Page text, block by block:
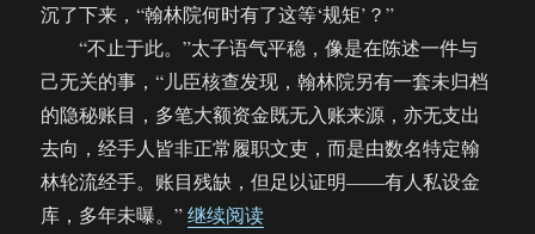
沉了下来，“翰林院何时有了这等‘规矩’？”
“不止于此。”太子语气平稳，像是在陈述一件与
己无关的事，“儿臣核查发现，翰林院另有一套未归档
的隐秘账目，多笔大额资金既无入账来源，亦无支出
去向，经手人皆非正常履职文吏，而是由数名特定翰
林轮流经手。账目残缺，但足以证明——有人私设金
库，多年未曝。”继续阅读“【饼四/AU】余烬重燃（48）”